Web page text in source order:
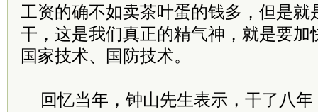
工资的确不如卖茶叶蛋的钱多，但是就
干，这是我们真正的精气神，就是要加
国家技术、国防技术。
回忆当年，钟山先生表示，干了八